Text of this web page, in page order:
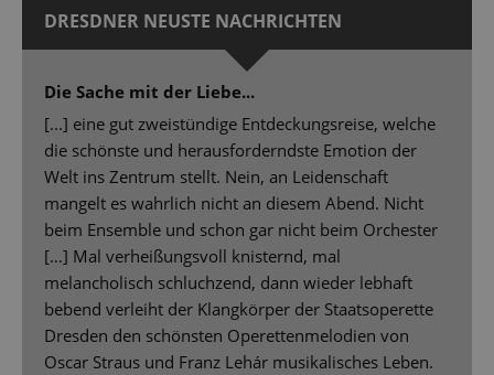
DRESDNER NEUSTE NACHRICHTEN
Die Sache mit der Liebe...
[...] eine gut zweistündige Entdeckungsreise, welche
die schönste und herausforderndste Emotion der
Welt ins Zentrum stellt. Nein, an Leidenschaft
mangelt es wahrlich nicht an diesem Abend. Nicht
beim Ensemble und schon gar nicht beim Orchester
[…] Mal verheißungsvoll knisternd, mal
melancholisch schluchzend, dann wieder lebhaft
bebend verleiht der Klangkörper der Staatsoperette
Dresden den schönsten Operettenmelodien von
Oscar Straus und Franz Lehár musikalisches Leben.